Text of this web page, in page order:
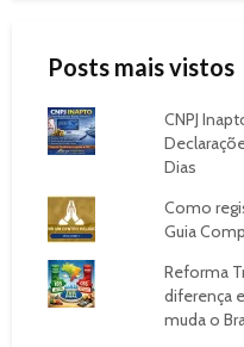
Posts mais vistos
CNPJ
Dias
Como
Guia
Reforma
diferença
muda o